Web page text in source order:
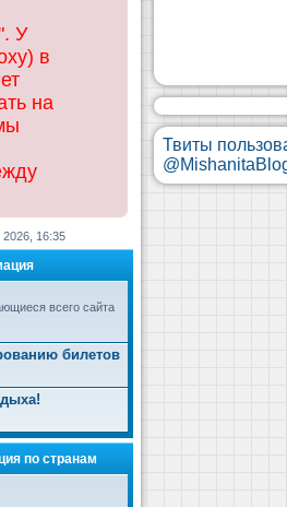
У
в
на
16:35
всего сайта
билетов
по странам
Твиты